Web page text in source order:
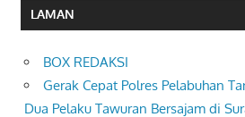
LAMAN
BOX REDAKSI
Gerak Cepat Polres Pelabuhan
Dua Pelaku Tawuran Bersajam di